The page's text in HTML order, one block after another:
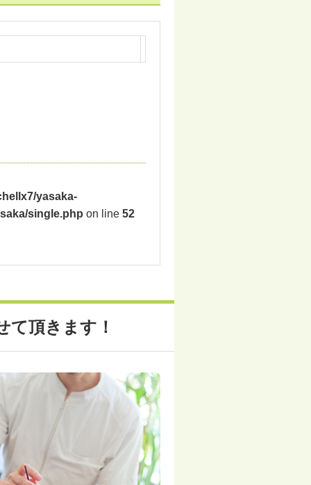
yasaka-
single.php on line 52
て頂きます！